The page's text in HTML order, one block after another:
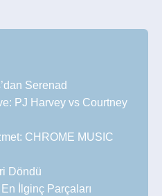
Serenad
PJ Harvey vs Courtney
CHROME MUSIC
Döndü
İlginç Parçaları